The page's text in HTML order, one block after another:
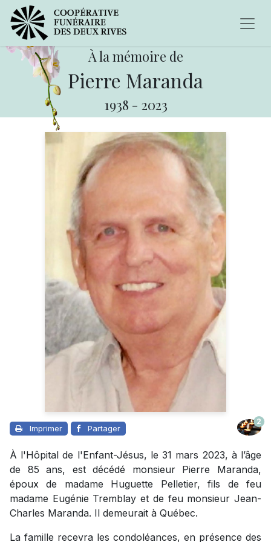
À la mémoire de
Pierre Maranda
1938 - 2023
Imprimer Partager
2
À l'Hôpital de l'Enfant-Jésus, le 31 mars 2023, à l’âge
de 85 ans, est décédé monsieur Pierre Maranda,
époux de madame Huguette Pelletier, fils de feu
madame Eugénie Tremblay et de feu monsieur Jean-
Charles Maranda. Il demeurait à Québec.
La famille recevra les condoléances, en présence des